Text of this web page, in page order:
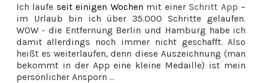
Ich laufe seit einigen Wochen mit einerSchritt App –
im Urlaub bin ich über 35.000 Schritte gelaufen.
WOW - die Entfernung Berlin und Hamburg habe ich
damit allerdings noch immer nicht geschafft. Also
heißt es weiterlaufen, denn diese Auszeichnung (man
bekommt in der App eine kleine Medaille) ist mein
persönlicher Ansporn ...